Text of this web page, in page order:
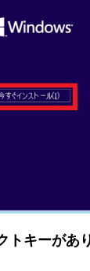
トキーがあ